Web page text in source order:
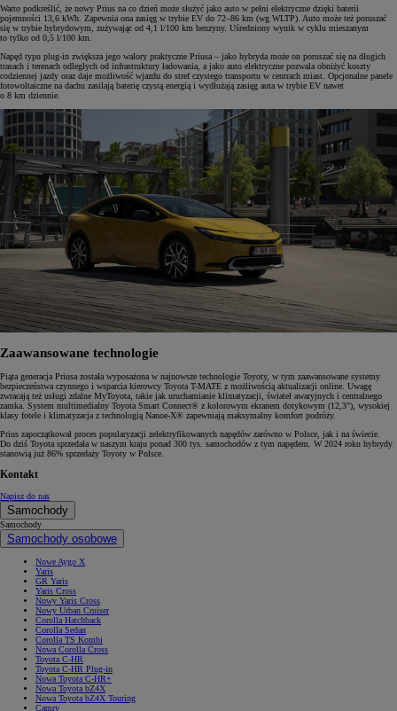
Warto podkreślić, że nowy Prius na co dzień może służyć jako auto w pełni elektryczne dzięki baterii
pojemności 13,6 kWh. Zapewnia ona zasięg w trybie EV do 72–86 km (wg WLTP). Auto może też poruszać
się w trybie hybrydowym, zużywając od 4,1 l/100 km benzyny. Uśredniony wynik w cyklu mieszanym
to tylko od 0,5 l/100 km.
Napęd typu plug-in zwiększa jego walory praktyczne Priusa – jako hybryda może on poruszać się na długich
trasach i terenach odległych od infrastruktury ładowania, a jako auto elektryczne pozwala obniżyć koszty
codziennej jazdy oraz daje możliwość wjazdu do stref czystego transportu w centrach miast. Opcjonalne panele
fotowoltaiczne na dachu zasilają baterię czystą energią i wydłużają zasięg auta w trybie EV nawet
o 8 km dziennie.
Zaawansowane technologie
Piąta generacja Priusa została wyposażona w najnowsze technologie Toyoty, w tym zaawansowane systemy
bezpieczeństwa czynnego i wsparcia kierowcy Toyota T-MATE z możliwością aktualizacji online. Uwagę
zwracają też usługi zdalne MyToyota, takie jak uruchamianie klimatyzacji, świateł awaryjnych i centralnego
zamka. System multimedialny Toyota Smart Connect® z kolorowym ekranem dotykowym (12,3"), wysokiej
klasy fotele i klimatyzacja z technologią Nanoe-X® zapewniają maksymalny komfort podróży.
Prius zapoczątkował proces popularyzacji zelektryfikowanych napędów zarówno w Polsce, jak i na świecie.
Do dziś Toyota sprzedała w naszym kraju ponad 300 tys. samochodów z tym napędem. W 2024 roku hybrydy
stanowią już 86% sprzedaży Toyoty w Polsce.
Kontakt
Napisz do nas
Samochody
Samochody
Samochody osobowe
Nowe Aygo X
Yaris
GR Yaris
Yaris Cross
Nowy Yaris Cross
Nowy Urban Cruiser
Corolla Hatchback
Corolla Sedan
Corolla TS Kombi
Nowa Corolla Cross
Toyota C-HR
Toyota C-HR Plug-in
Nowa Toyota C-HR+
Nowa Toyota bZ4X
Nowa Toyota bZ4X Touring
Camry